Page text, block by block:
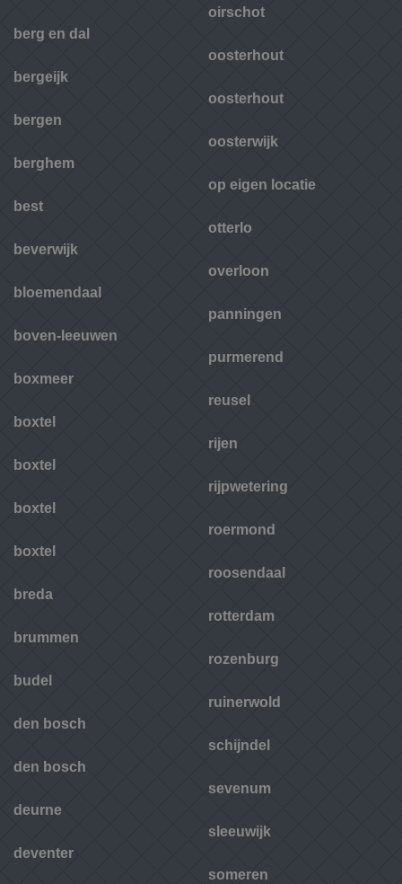
berg en dal
bergeijk
bergen
berghem
best
beverwijk
bloemendaal
boven-leeuwen
boxmeer
boxtel
boxtel
boxtel
boxtel
breda
brummen
budel
den bosch
den bosch
deurne
deventer
oirschot
oosterhout
oosterhout
oosterwijk
op eigen locatie
otterlo
overloon
panningen
purmerend
reusel
rijen
rijpwetering
roermond
roosendaal
rotterdam
rozenburg
ruinerwold
schijndel
sevenum
sleeuwijk
someren